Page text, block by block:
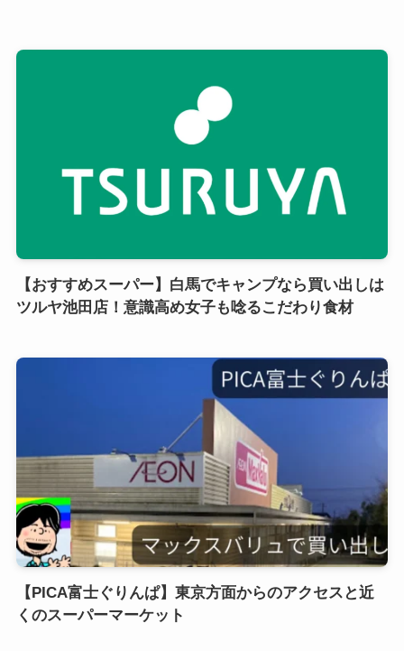
【おすすめスーパー】白馬でキャンプなら買い出しは
ツルヤ池田店！意識高め女子も唸るこだわり食材
【PICA富士ぐりんぱ】東京方面からのアクセスと近
くのスーパーマーケット